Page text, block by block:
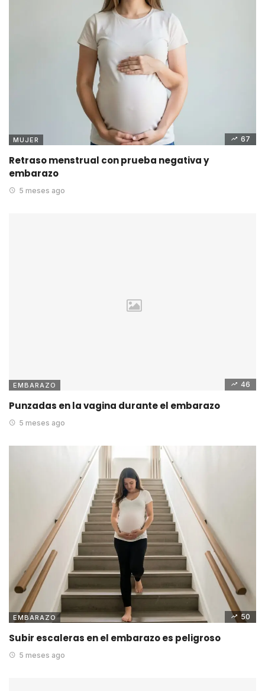
MUJER 67
Retraso menstrual con prueba negativa y
embarazo
5 meses ago
EMBARAZO 46
Punzadas en la vagina durante el embarazo
5 meses ago
EMBARAZO 50
Subir escaleras en el embarazo es peligroso
5 meses ago